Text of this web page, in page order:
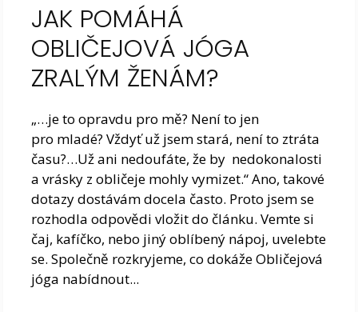
JAK POMÁHÁ
OBLIČEJOVÁ JÓGA
ZRALÝM ŽENÁM?
„…je to opravdu pro mě? Není to jen
pro mladé? Vždyť už jsem stará, není to ztráta
času?…Už ani nedoufáte, že by nedokonalosti
a vrásky z obličeje mohly vymizet.“ Ano, takové
dotazy dostávám docela často. Proto jsem se
rozhodla odpovědi vložit do článku. Vemte si
čaj, kafíčko, nebo jiný oblíbený nápoj, uvelebte
se. Společně rozkryjeme, co dokáže Obličejová
jóga nabídnout...